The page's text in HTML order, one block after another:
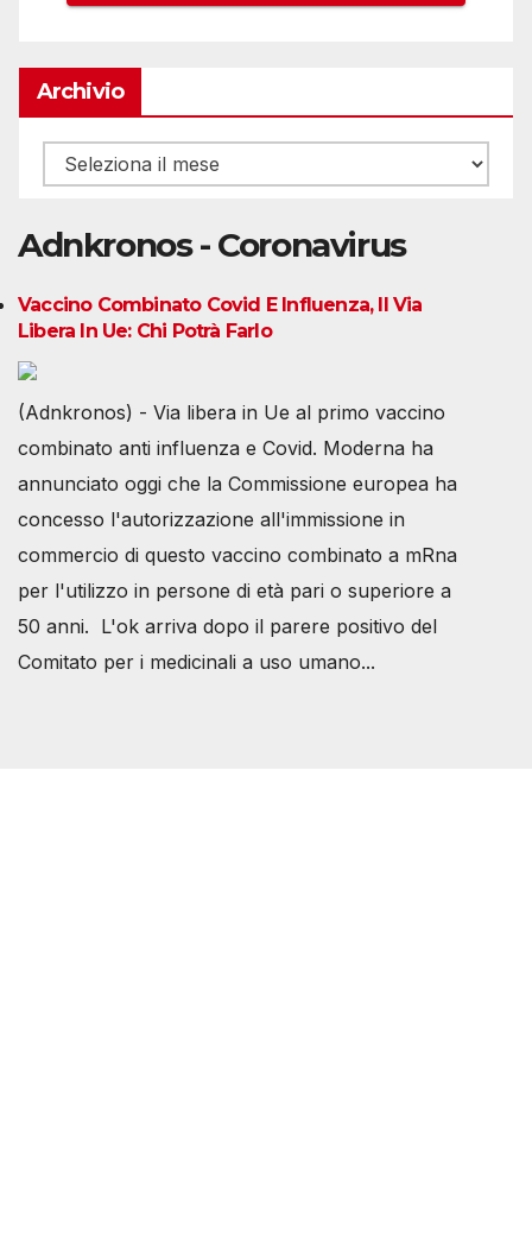
Archivio
Archivio
Adnkronos - Coronavirus
Vaccino Combinato Covid E Influenza, Il Via
Libera In Ue: Chi Potrà Farlo
(Adnkronos) - Via libera in Ue al primo vaccino
combinato anti influenza e Covid. Moderna ha
annunciato oggi che la Commissione europea ha
concesso l'autorizzazione all'immissione in
commercio di questo vaccino combinato a mRna
per l'utilizzo in persone di età pari o superiore a
50 anni. L'ok arriva dopo il parere positivo del
Comitato per i medicinali a uso umano...